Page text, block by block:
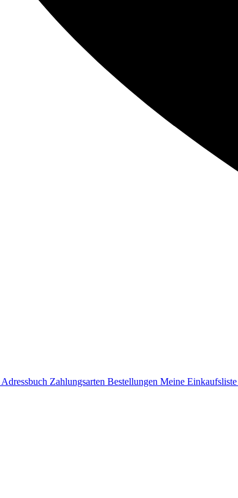
Adressbuch Zahlungsarten Bestellungen Meine Einkaufsliste